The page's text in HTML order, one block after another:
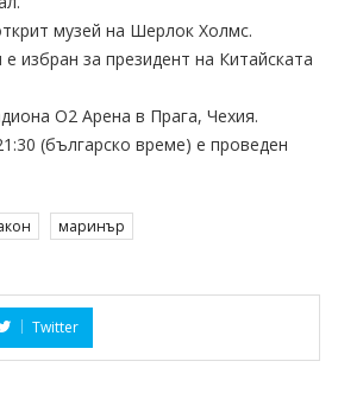
музей на Шерлок Холмс.
избран за президент на Китайската
O2 Арена в Прага, Чехия.
(българско време) e проведен
маринър
Twitter